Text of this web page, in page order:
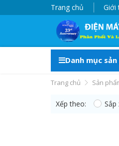
Trang chủ Giới
Danh mục
Trang chủ Sản
Xếp theo: